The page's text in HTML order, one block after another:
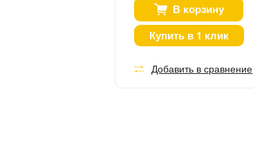
В корзину
Купить в 1 клик
Добавить в сравнение